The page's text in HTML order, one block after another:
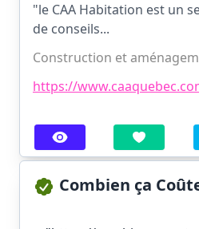
"le CAA Habitation est un
de conseils...
Construction et
https://
Combien ça